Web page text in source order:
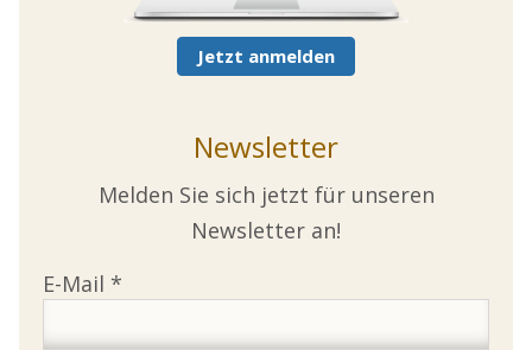
Jetzt anmelden
Newsletter
Melden Sie sich jetzt für unseren
Newsletter an!